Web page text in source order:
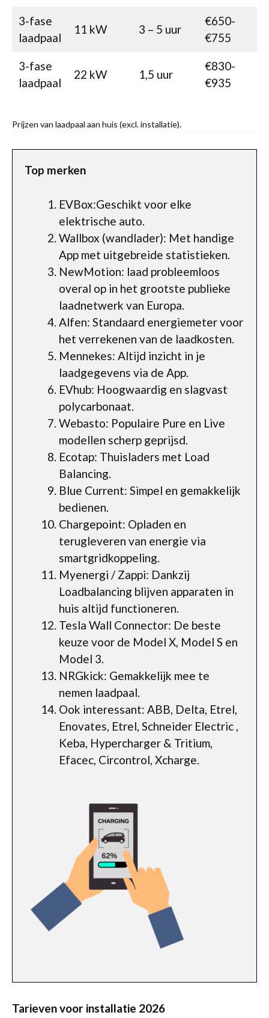
3-fase
laadpaal
11 kW 3 – 5 uur
€650-
€755
3-fase
laadpaal
22 kW 1,5 uur
€830-
€935
Prijzen van laadpaal aan huis (excl. installatie).
Top merken
EVBox:Geschikt voor elke
elektrische auto.
Wallbox (wandlader): Met handige
App met uitgebreide statistieken.
NewMotion: laad probleemloos
overal op in het grootste publieke
laadnetwerk van Europa.
Alfen: Standaard energiemeter voor
het verrekenen van de laadkosten.
Mennekes: Altijd inzicht in je
laadgegevens via de App.
EVhub: Hoogwaardig en slagvast
polycarbonaat.
Webasto: Populaire Pure en Live
modellen scherp geprijsd.
Ecotap: Thuisladers met Load
Balancing.
Blue Current: Simpel en gemakkelijk
bedienen.
Chargepoint: Opladen en
terugleveren van energie via
smartgridkoppeling.
Myenergi / Zappi: Dankzij
Loadbalancing blijven apparaten in
huis altijd functioneren.
Tesla Wall Connector: De beste
keuze voor de Model X, Model S en
Model 3.
NRGkick: Gemakkelijk mee te
nemen laadpaal.
Ook interessant: ABB, Delta, Etrel,
Enovates, Etrel, Schneider Electric ,
Keba, Hypercharger & Tritium,
Efacec, Circontrol, Xcharge.
Tarieven voor installatie 2026